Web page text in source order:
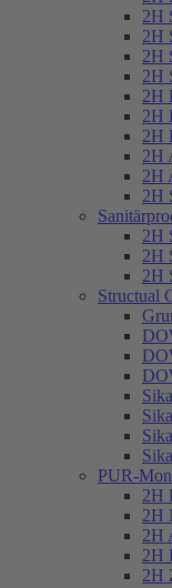
2H
2H
2H
2H
2H
2H
2H
2H
2H
2H
2H
2H
2H
Structual
PUR-
2H
2H
2H
2H
2H